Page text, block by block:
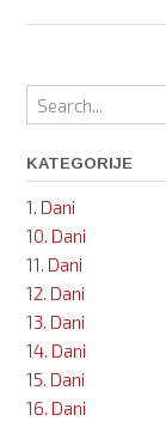
svetaca
KATEGORIJE
1. Dani
10. Dani
11. Dani
12. Dani
13. Dani
14. Dani
15. Dani
16. Dani